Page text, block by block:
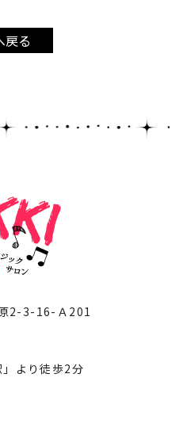
戻る
2-3-16-Ａ201
より徒歩2分